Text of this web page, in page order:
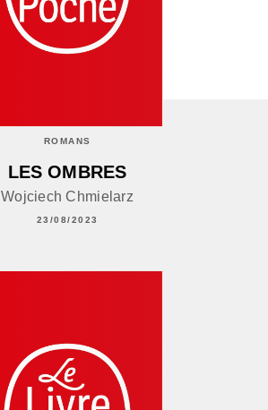
ROMANS
LES OMBRES
Wojciech Chmielarz
23/08/2023